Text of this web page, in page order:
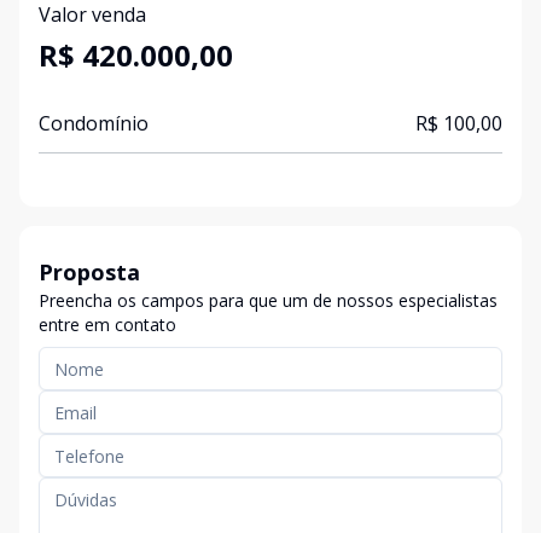
Valor venda
R$ 420.000,00
Condomínio R$ 100,00
Proposta
Preencha os campos para que um de nossos especialistas
entre em contato